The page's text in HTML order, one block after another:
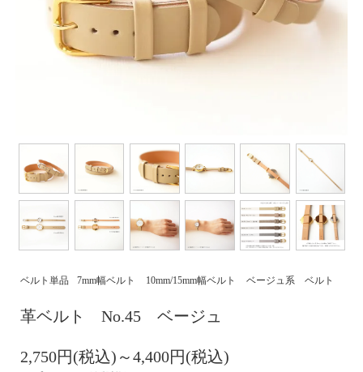
ベルト単品 7mm幅ベルト 10mm/15mm幅ベルト ベージュ系 ベルト
革ベルト No.45 ベージュ
2,750円(税込)～4,400円(税込)